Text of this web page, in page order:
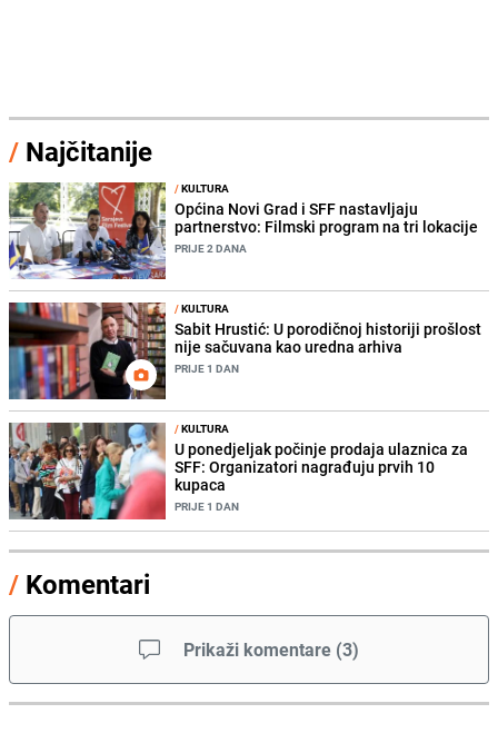
/ Najčitanije
/KULTURA
Općina Novi Grad i SFF nastavljaju
partnerstvo: Filmski program na tri lokacije
PRIJE 2 DANA
/KULTURA
Sabit Hrustić: U porodičnoj historiji prošlost
nije sačuvana kao uredna arhiva
PRIJE 1 DAN
/KULTURA
U ponedjeljak počinje prodaja ulaznica za
SFF: Organizatori nagrađuju prvih 10
kupaca
PRIJE 1 DAN
/ Komentari
Prikaži komentare (3)